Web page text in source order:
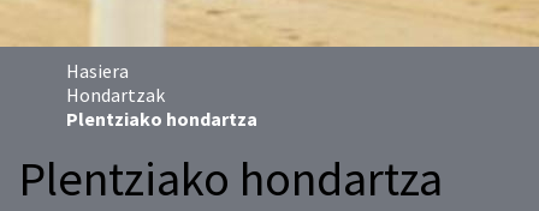
Hasiera
Hondartzak
Plentziako hondartza
Plentziako hondartza